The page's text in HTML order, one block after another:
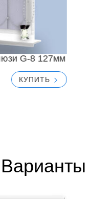
G-8 127мм
КУПИТЬ